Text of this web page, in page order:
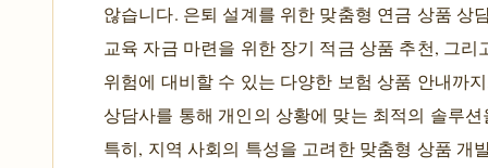
않습니다. 은퇴 설계를 위한 맞춤형 연금 상품 상
교육 자금 마련을 위한 장기 적금 상품 추천, 그리
위험에 대비할 수 있는 다양한 보험 상품 안내까
상담사를 통해 개인의 상황에 맞는 최적의 솔루
특히, 지역 사회의 특성을 고려한 맞춤형 상품 개